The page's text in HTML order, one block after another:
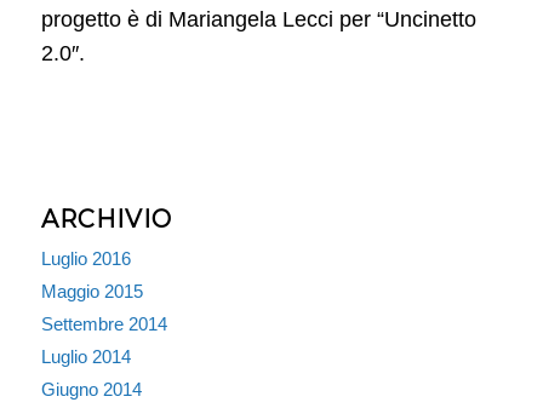
progetto è di Mariangela Lecci per “Uncinetto
2.0″.
ARCHIVIO
Luglio 2016
Maggio 2015
Settembre 2014
Luglio 2014
Giugno 2014